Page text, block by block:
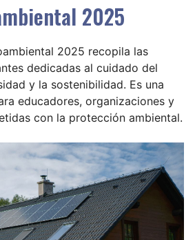
2025
2025 recopila las
dedicadas al cuidado del
y la sostenibilidad. Es una
educadores, organizaciones y
con la protección ambiental.